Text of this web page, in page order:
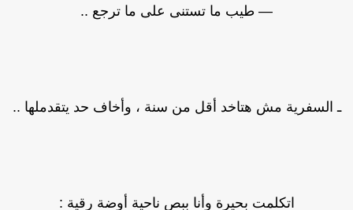
— طيب ما تستنى على ما ترجع ..
السفرية مش هتاخد أقل من سنة ، وأخاف حد يتقدملها ..
اتكلمت بحيرة وأنا ببص ناحية أوضة رقية :